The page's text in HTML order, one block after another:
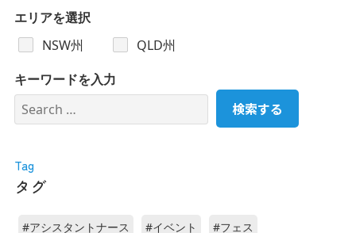
エリアを選択
NSW州
QLD州
キーワードを入力
Tag
タグ
#アシスタントナース #イベント #フェス